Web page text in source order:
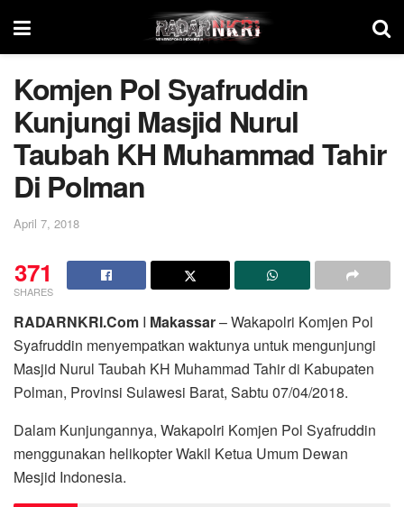
Komjen Pol Syafruddin
Kunjungi Masjid Nurul
Taubah KH Muhammad Tahir
Di Polman
April 7, 2018
371
SHARES
RADARNKRI.Com I Makassar– Wakapolri Komjen Pol
Syafruddin menyempatkan waktunya untuk mengunjungi
Masjid Nurul Taubah KH Muhammad Tahir di Kabupaten
Polman, Provinsi Sulawesi Barat, Sabtu 07/04/2018.
Dalam Kunjungannya, Wakapolri Komjen Pol Syafruddin
menggunakan helikopter Wakil Ketua Umum Dewan
Mesjid Indonesia.